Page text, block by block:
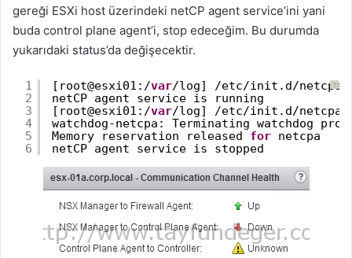
gereği ESXi host üzerindeki netCP agent service’ini yani
buda control plane agent’i, stop edeceğim. Bu durumda
yukarıdaki status’da değişecektir.
?
1
2
3
4
5
6
[root@esxi01:/var/log] /etc/init.d/netcpad
netCP agent service is running
[root@esxi01:/var/log] /etc/init.d/netcpad
watchdog-netcpa: Terminating watchdog
Memory reservation released for netcpa
netCP agent service is stopped